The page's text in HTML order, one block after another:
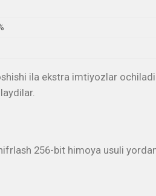
ila ekstra imtiyozlar
256-bit himoya usuli